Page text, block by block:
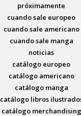
próximamente
cuando sale europeo
cuando sale americano
cuando sale manga
noticias
catálogo europeo
catálogo americano
catálogo manga
catálogo libros
catálogo merchandising